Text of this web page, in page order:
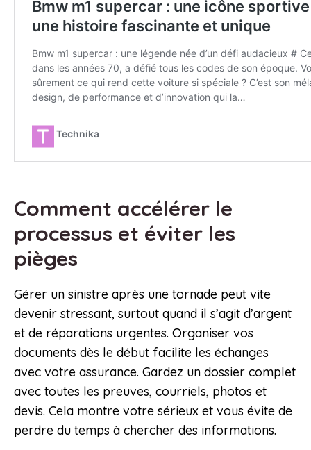
Comment accélérer le
processus et éviter les
pièges
Gérer un sinistre après une tornade peut vite
devenir stressant, surtout quand il s’agit d’argent
et de réparations urgentes. Organiser vos
documents dès le début facilite les échanges
avec votre assurance. Gardez un dossier complet
avec toutes les preuves, courriels, photos et
devis. Cela montre votre sérieux et vous évite de
perdre du temps à chercher des informations.